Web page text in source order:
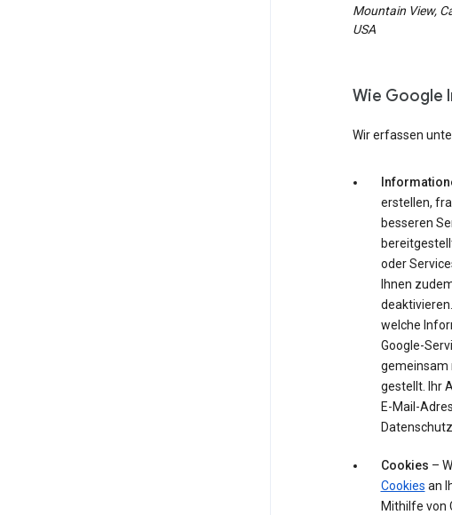
Mountain View,
USA
Wie Google
Wir erfassen
erstellen,
besseren
oder
Ihnen
welche
Google-
gemeinsam
gestellt. Ihr
E-Mail-
Cookies –
Cookies an
Mithilfe von